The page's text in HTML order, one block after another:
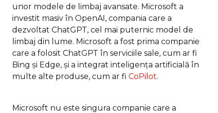
unor modele de limbaj avansate. Microsoft a
investit masiv în OpenAI, compania care a
dezvoltat ChatGPT, cel mai puternic model de
limbaj din lume. Microsoft a fost prima companie
care a folosit ChatGPT în serviciile sale, cum ar fi
Bing și Edge, și a integrat inteligența artificială în
multe alte produse, cum ar fi CoPilot.
Microsoft nu este singura companie care a